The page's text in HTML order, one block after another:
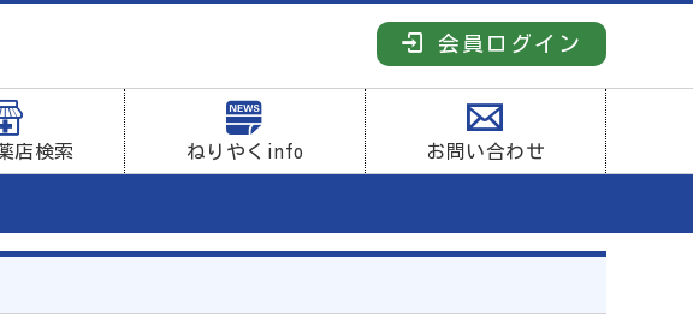
会員ログイン
店検索 ねりやくinfo お問い合わせ